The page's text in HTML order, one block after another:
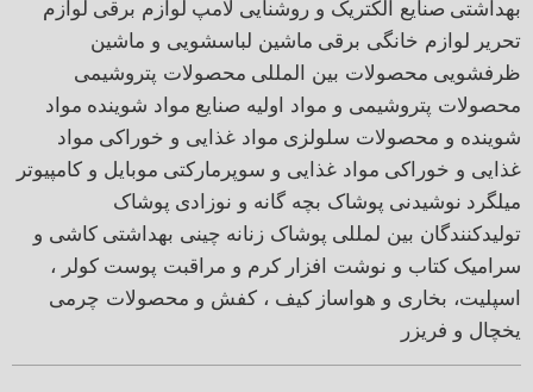
بهداشتی صنایع الکتریک و روشنایی لامپ لوازم برقی لوازم
تحریر لوازم خانگی برقی ماشین لباسشویی و ماشین
ظرفشویی محصولات بین المللی محصولات پتروشیمی
محصولات پتروشیمی و مواد اولیه صنایع مواد شوینده مواد
شوینده و محصولات سلولزی مواد غذایی و خوراکی مواد
غذایی و خوراکی مواد غذایی و سوپرمارکتی موبایل و کامپیوتر
میلگرد نوشیدنی پوشاک بچه گانه و نوزادی پوشاک
تولیدکنندگان بین لمللی پوشاک زنانه چینی بهداشتی کاشی و
سرامیک کتاب و نوشت افزار کرم و مراقبت پوست کولر ،
اسپلیت، بخاری و هواساز کیف ، کفش و محصولات چرمی
یخچال و فریزر